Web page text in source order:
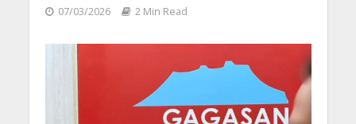
07/03/2026 2 Min Read